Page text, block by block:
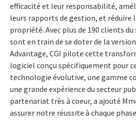
efficacité et leur responsabilité,
leurs rapports de gestion, et réduire
propriété. Avec plus de 190 clients
sont en train de se doter de la version
Advantage, CGI pilote cette
logiciel conçu spécifiquement pour
technologie évolutive, une gamme
une grande expérience du secteur
partenariat très à coeur, a ajouté
assurer notre réussite à chaque